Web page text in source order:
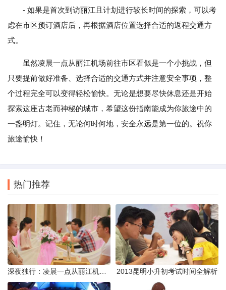
- 如果是首次到访丽江且计划进行较长时间的探索，可以考
虑在市区预订酒店后，再根据酒店位置选择合适的返程交通方
式。
虽然凌晨一点从丽江机场前往市区看似是一个小挑战，但
只要提前做好准备、选择合适的交通方式并注意安全事项，整
个过程完全可以变得轻松愉快。无论是想要尽快休息还是开始
探索这座古老而神秘的城市，希望这份指南能成为你旅途中的
一盏明灯。记住，无论何时何地，安全永远是第一位的。祝你
旅途愉快！
热门推荐
2013昆明小升初考试时间全解析